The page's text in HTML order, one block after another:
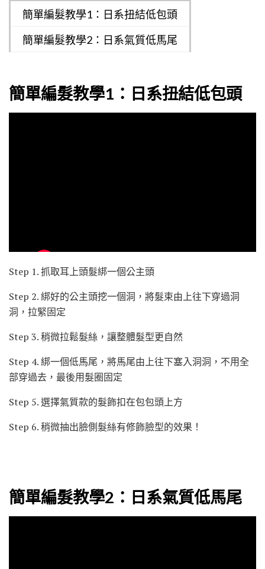
簡單編髮教學1：日系扭結低包頭
簡單編髮教學2：日系氣質低馬尾
簡單編髮教學1：日系扭結低包頭
Step 1. 抓取耳上頭髮綁一個公主頭
Step 2. 綁好的公主頭挖一個洞，將髮束由上往下穿過洞
洞，拉緊固定
Step 3. 稍微拉鬆髮絲，讓整體髮型更自然
Step 4. 綁一個低馬尾，將馬尾由上往下塞入洞洞，不用全
部穿過去，最後用髮圈固定
Step 5. 選擇氣質款的髮飾扣在包包頭上方
Step 6. 稍微抽出臉側髮絲有修飾臉型的效果！
簡單編髮教學2：日系氣質低馬尾